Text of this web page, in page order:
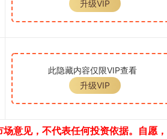
升级VIP
此隐藏内容仅限VIP查看
升级VIP
意见，不代表任何投资依据。自愿